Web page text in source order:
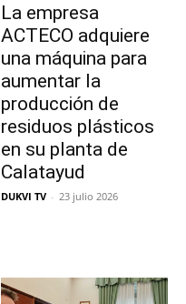
La empresa
ACTECO adquiere
una máquina para
aumentar la
producción de
residuos plásticos
en su planta de
Calatayud
DUKVI TV - 23 julio 2026